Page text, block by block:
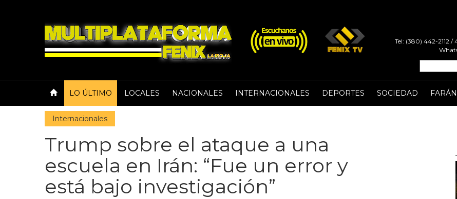
Tel: (380) 442-2112
LO ÚLTIMO LOCALES NACIONALES INTERNACIONALES DEPORTES SOCIEDAD
Internacionales
Trump sobre el ataque a una
escuela en Irán: “Fue un error y
está bajo investigación”